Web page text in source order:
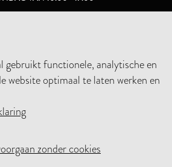
gebruikt functionele, analytische en
website optimaal te laten werken en
zonder cookies